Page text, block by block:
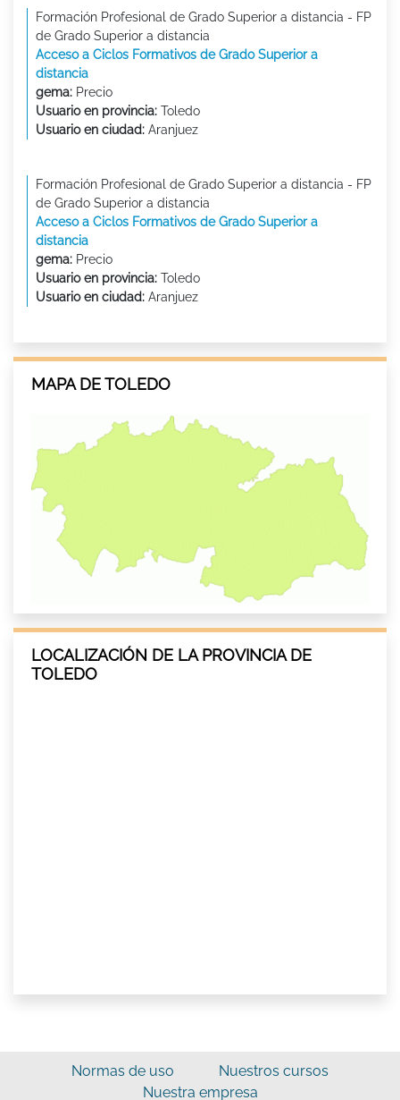
Formación Profesional de Grado Superior a distancia - FP
de Grado Superior a distancia
Acceso a Ciclos Formativos de Grado Superior a
distancia
gema: Precio
Usuario en provincia: Toledo
Usuario en ciudad: Aranjuez
Formación Profesional de Grado Superior a distancia - FP
de Grado Superior a distancia
Acceso a Ciclos Formativos de Grado Superior a
distancia
gema: Precio
Usuario en provincia: Toledo
Usuario en ciudad: Aranjuez
MAPA DE TOLEDO
LOCALIZACIÓN DE LA PROVINCIA DE
TOLEDO
Normas de uso
Nuestros cursos
Nuestra empresa